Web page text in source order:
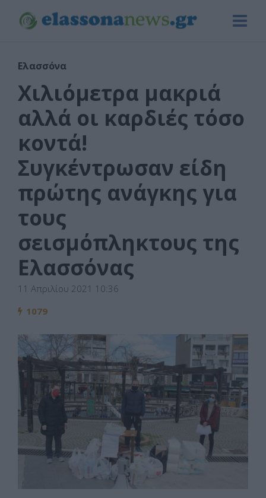
Ελασσόνα
Χιλιόμετρα μακριά
αλλά οι καρδιές τόσο
κοντά!
Συγκέντρωσαν είδη
πρώτης ανάγκης για
τους
σεισμόπληκτους της
Ελασσόνας
11 Απριλίου 2021 10:36
1079